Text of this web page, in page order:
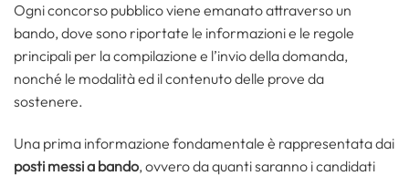
Ogni concorso pubblico viene emanato attraverso un
bando, dove sono riportate le informazioni e le regole
principali per la compilazione e l’invio della domanda,
nonché le modalità ed il contenuto delle prove da
sostenere.
Una prima informazione fondamentale è rappresentata dai
posti messi a bando, ovvero da quanti saranno i candidati